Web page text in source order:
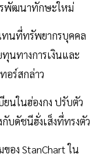
พัฒนาทักษะใหม่
ทนที่ทรัพยากรบุคคล
นทางการเงินและ
อร์สกล่าว
นในฮ่องกง ปรับตัว
บดัชนีฮั่งเส็งที่ทรงตัว
อง StanChart ใน